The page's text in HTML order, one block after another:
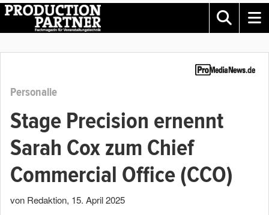
Personalie
Stage Precision ernennt
Sarah Cox zum Chief
Commercial Office (CCO)
von Redaktion, 15. April 2025